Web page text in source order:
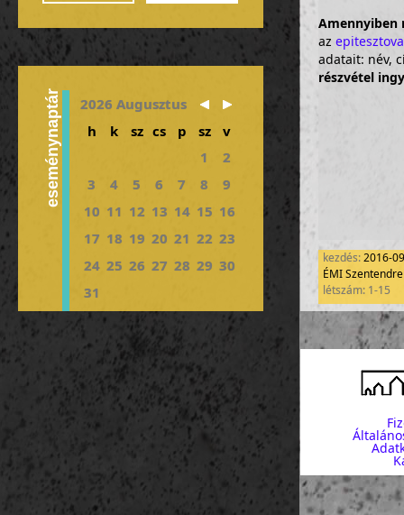
eseménynaptár
2026 Augusztus
h
k sz cs p sz
v
1
2
3
4 5 6 7 8
9
10 11 12 13 14 15 16
17 18 19 20 21 22 23
24 25 26 27 28 29 30
31
Amennyiben
az
adatait: név,
részvétel
kezdés:2016-
ÉMI
létszám: 1-15